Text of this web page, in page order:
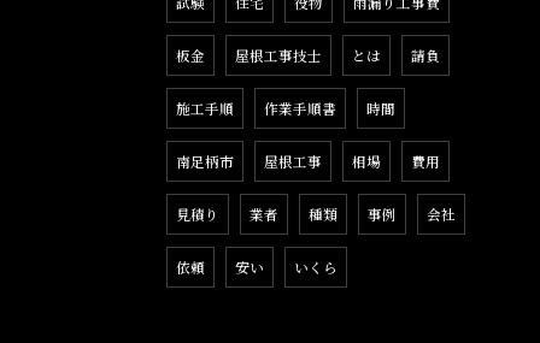
板金 屋根工事技士 とは 請負
施工手順 作業手順書 時間
南足柄市 屋根工事 相場 費用
見積り 業者 種類 事例 会社
依頼 安い いくら